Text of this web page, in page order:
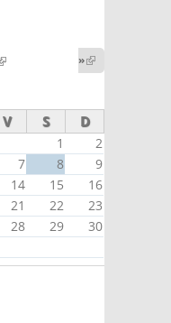
(link is»
external)
V S D
1
2
7 8
9
14 15
16
21 22
23
28 29
30